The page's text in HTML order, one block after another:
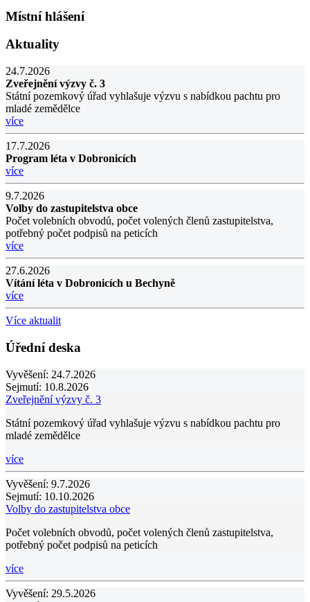
Místní hlášení
Aktuality
24.7.2026
Zveřejnění výzvy č. 3
Státní pozemkový úřad vyhlašuje výzvu s nabídkou pachtu pro
mladé zemědělce
více
17.7.2026
Program léta v Dobronicích
více
9.7.2026
Volby do zastupitelstva obce
Počet volebních obvodů, počet volených členů zastupitelstva,
potřebný počet podpisů na peticích
více
27.6.2026
Vítání léta v Dobronicích u Bechyně
více
Více aktualit
Úřední deska
Vyvěšení: 24.7.2026
Sejmutí: 10.8.2026
Zveřejnění výzvy č. 3
Státní pozemkový úřad vyhlašuje výzvu s nabídkou pachtu pro
mladé zemědělce
více
Vyvěšení: 9.7.2026
Sejmutí: 10.10.2026
Volby do zastupitelstva obce
Počet volebních obvodů, počet volených členů zastupitelstva,
potřebný počet podpisů na peticích
více
Vyvěšení: 29.5.2026